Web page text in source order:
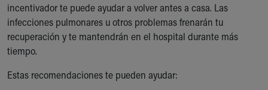
incentivador te puede ayudar a volver antes a casa. Las
infecciones pulmonares u otros problemas frenarán tu
recuperación y te mantendrán en el hospital durante más
tiempo.
Estas recomendaciones te pueden ayudar: